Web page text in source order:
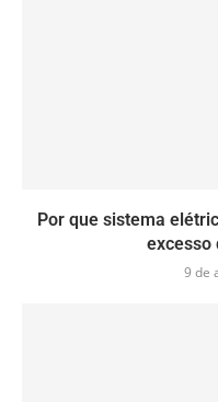
Por que sistema
excesso
9 de